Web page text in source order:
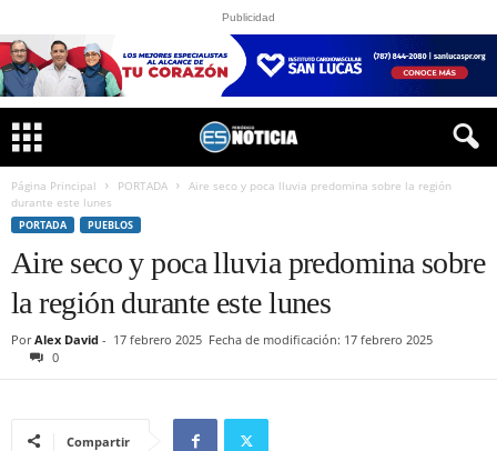
Publicidad
Página Principal PORTADA
Aire seco y poca lluvia predomina sobre la región
durante este lunes
PORTADA PUEBLOS
Aire seco y poca lluvia predomina sobre
la región durante este lunes
Por Alex David - 17 febrero 2025 Fecha de modificación: 17 febrero 2025
0
Compartir